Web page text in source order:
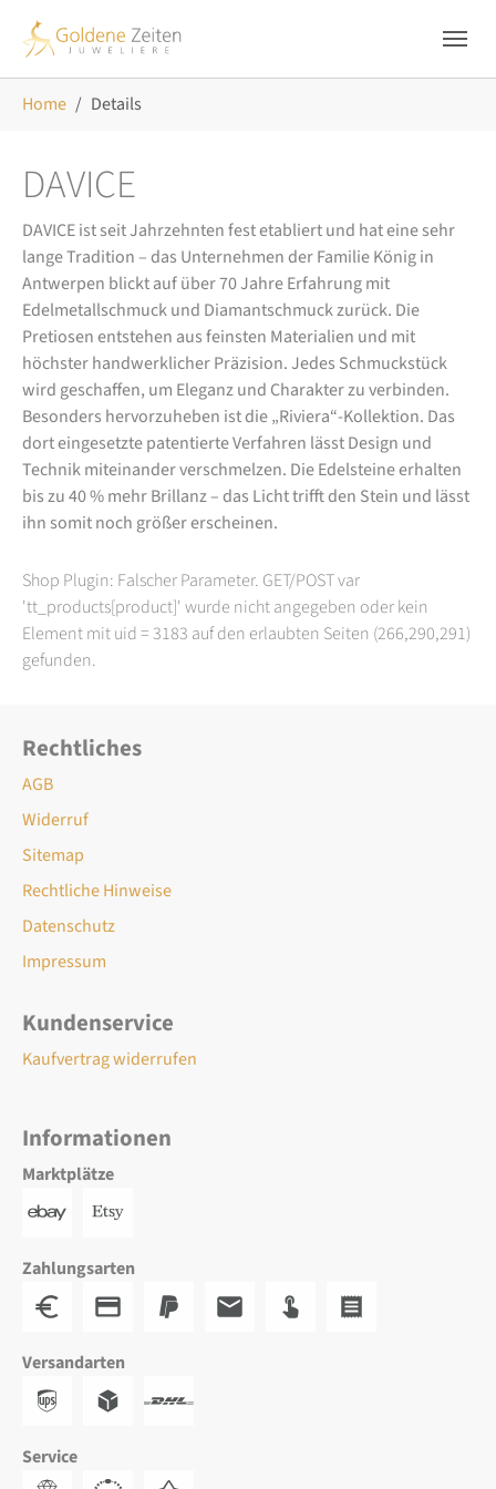
Home Details
DAVICE
DAVICE ist seit Jahrzehnten fest etabliert und hat eine sehr
lange Tradition – das Unternehmen der Familie König in
Antwerpen blickt auf über 70 Jahre Erfahrung mit
Edelmetallschmuck und Diamantschmuck zurück. Die
Pretiosen entstehen aus feinsten Materialien und mit
höchster handwerklicher Präzision. Jedes Schmuckstück
wird geschaffen, um Eleganz und Charakter zu verbinden.
Besonders hervorzuheben ist die „Riviera“-Kollektion. Das
dort eingesetzte patentierte Verfahren lässt Design und
Technik miteinander verschmelzen. Die Edelsteine erhalten
bis zu 40 % mehr Brillanz – das Licht trifft den Stein und lässt
ihn somit noch größer erscheinen.
Shop Plugin: Falscher Parameter. GET/POST var
'tt_products[product]' wurde nicht angegeben oder kein
Element mit uid = 3183 auf den erlaubten Seiten (266,290,291)
gefunden.
Rechtliches
AGB
Widerruf
Sitemap
Rechtliche Hinweise
Datenschutz
Impressum
Kundenservice
Kaufvertrag widerrufen
Informationen
Marktplätze
Zahlungsarten
Versandarten
Service